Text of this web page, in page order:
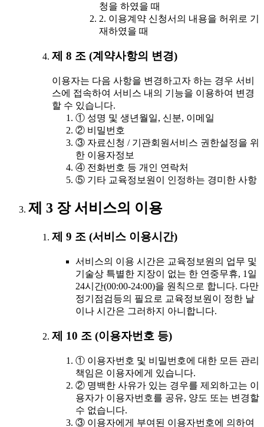
청을 하였을 때
2. 이용계약 신청서의 내용을 허위로 기
재하였을 때
제 8 조 (계약사항의 변경)
이용자는 다음 사항을 변경하고자 하는 경우 서비
스에 접속하여 서비스 내의 기능을 이용하여 변경
할 수 있습니다.
① 성명 및 생년월일, 신분, 이메일
② 비밀번호
③ 자료신청 / 기관회원서비스 권한설정을 위
한 이용자정보
④ 전화번호 등 개인 연락처
⑤ 기타 교육정보원이 인정하는 경미한 사항
제 3 장 서비스의 이용
제 9 조 (서비스 이용시간)
서비스의 이용 시간은 교육정보원의 업무 및
기술상 특별한 지장이 없는 한 연중무휴, 1일
24시간(00:00-24:00)을 원칙으로 합니다. 다만
정기점검등의 필요로 교육정보원이 정한 날
이나 시간은 그러하지 아니합니다.
제 10 조 (이용자번호 등)
① 이용자번호 및 비밀번호에 대한 모든 관리
책임은 이용자에게 있습니다.
② 명백한 사유가 있는 경우를 제외하고는 이
용자가 이용자번호를 공유, 양도 또는 변경할
수 없습니다.
③ 이용자에게 부여된 이용자번호에 의하여